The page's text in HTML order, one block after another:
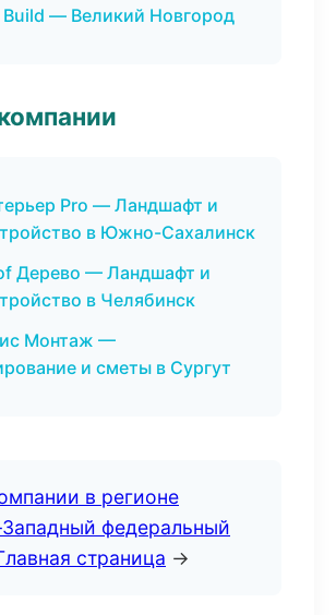
— Великий Новгород
Pro — Ландшафт и
в Южно-Сахалинск
Дерево — Ландшафт и
в Челябинск
Монтаж —
и сметы в Сургут
в регионе
федеральный
страница →